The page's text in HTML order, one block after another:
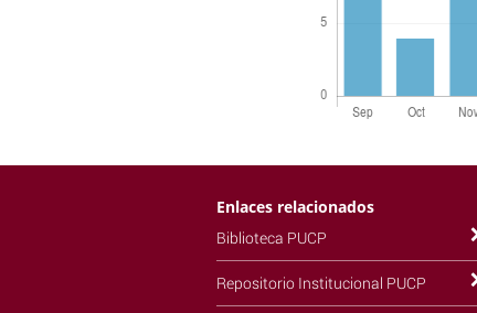
Enlaces relacionados
Biblioteca PUCP
Repositorio Institucional PUCP